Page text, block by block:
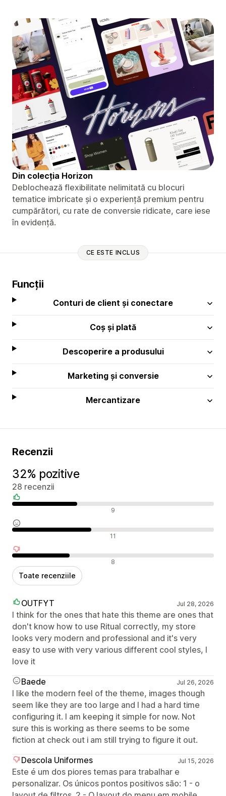
Din colecția Horizon
Deblochează flexibilitate nelimitată cu blocuri
tematice imbricate și o experiență premium pentru
cumpărători, cu rate de conversie ridicate, care iese
în evidență.
CE ESTE INCLUS
Funcții
Conturi de client și conectare
Coș și plată
Descoperire a produsului
Marketing și conversie
Mercantizare
Recenzii
32% pozitive
28 recenzii
Recenzii pozitive 9
Recenzii neutre 11
Recenzii negative 8
Toate recenziile
OUTFYT Jul 28, 2026
I think for the ones that hate this theme are ones that
don't know how to use Ritual correctly, my store
looks very modern and professional and it's very
easy to use with very various different cool styles, I
love it
Baede
Jul 26, 2026
I like the modern feel of the theme, images though
seem like they are too large and I had a hard time
configuring it. I am keeping it simple for now. Not
sure this is working as there seems to be some
fiction at check out i am still trying to figure it out.
Descola Uniformes
Jul 15, 2026
Este é um dos piores temas para trabalhar e
personalizar. Os únicos pontos positivos são: 1 - o